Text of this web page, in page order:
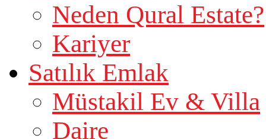
Neden Qural Estate?
Kariyer
Satılık Emlak
Müstakil Ev & Villa
Daire